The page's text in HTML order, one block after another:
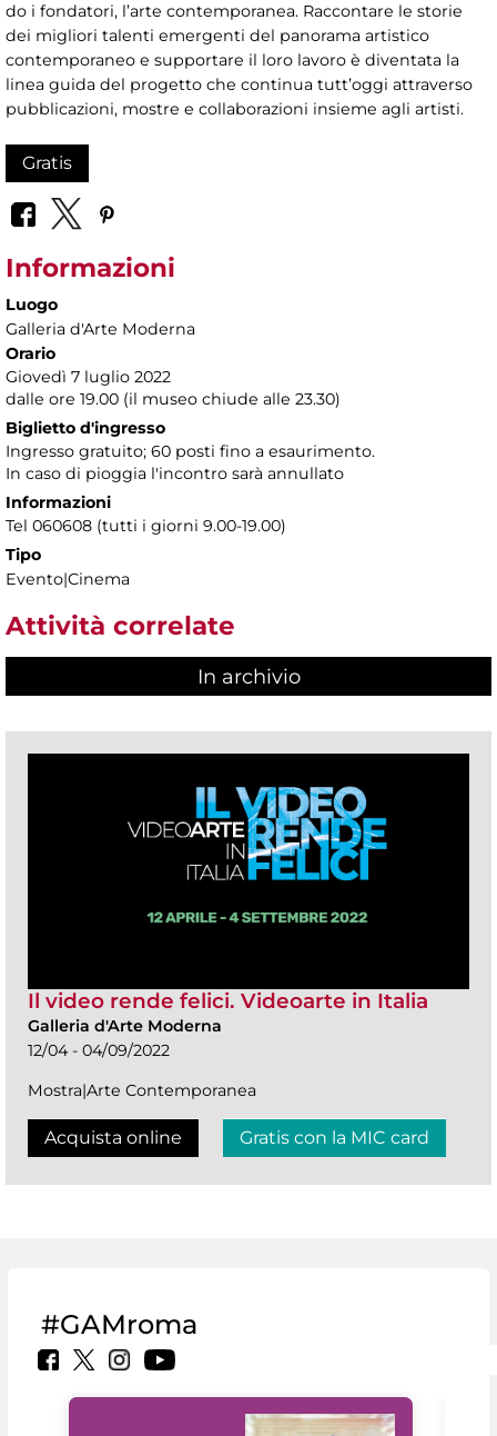
do i fondatori, l’arte contemporanea. Raccontare le storie
dei migliori talenti emergenti del panorama artistico
contemporaneo e supportare il loro lavoro è diventata la
linea guida del progetto che continua tutt’oggi attraverso
pubblicazioni, mostre e collaborazioni insieme agli artisti.
Gratis
Informazioni
Luogo
Galleria d'Arte Moderna
Orario
Giovedì 7 luglio 2022
dalle ore 19.00 (il museo chiude alle 23.30)
Biglietto d'ingresso
Ingresso gratuito; 60 posti fino a esaurimento.
In caso di pioggia l'incontro sarà annullato
Informazioni
Tel 060608 (tutti i giorni 9.00-19.00)
Tipo
Evento|Cinema
Attività correlate
In archivio
Il video rende felici. Videoarte in Italia
Galleria d'Arte Moderna
12/04 - 04/09/2022
Mostra|Arte Contemporanea
Acquista online Gratis con la MIC card
#GAMroma